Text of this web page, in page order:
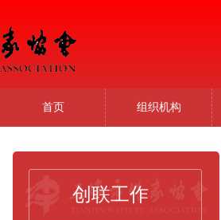
首页 组织机构
创联工作